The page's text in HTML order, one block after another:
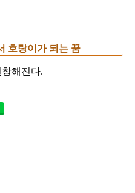
호랑이가 되는 꿈
해진다.